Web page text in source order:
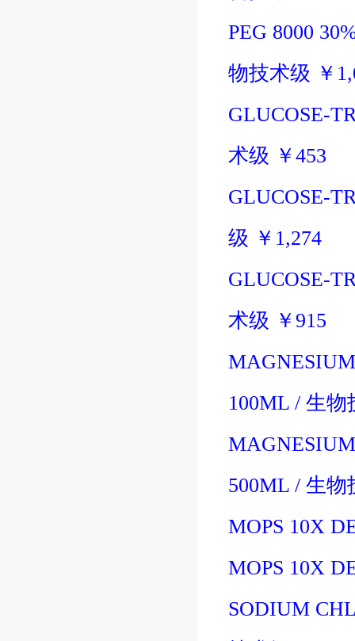
PEG 8000
物技术级 ￥
GLUCOSE-
术级 ￥453
GLUCOSE-
级 ￥ 1,274
GLUCOSE-
术级 ￥915
100ML / 生物
500ML / 生物
MOPS 10X
MOPS 10X
SODIUM